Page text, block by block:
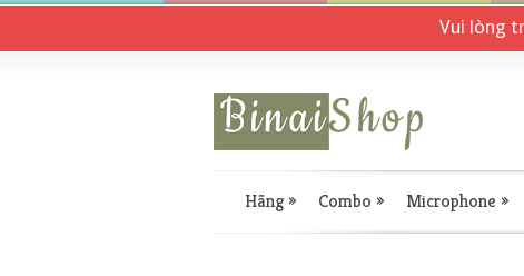
Vui lòng
Hãng» Combo » Microphone »